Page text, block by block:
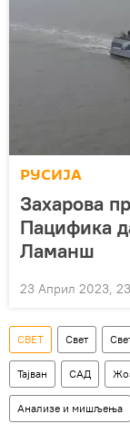
РУСИЈА
Захарова
Пацифика
Ламанш
23 Април 2023,
СВЕТ Свет
Тајван САД
Анализе и мишљења